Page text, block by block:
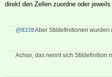
direkt den Zellen zuordne oder
@tt33ttAber Stildefinitionen wurden
Achso, das nennt sich Stildefinition